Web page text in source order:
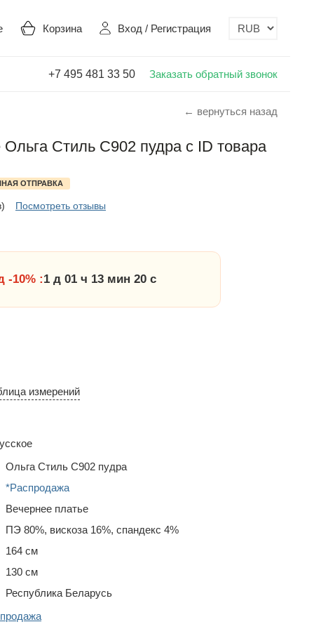
Корзина Вход / Регистрация
+7 495 481 33 50 Заказать обратный звонок
← вернуться назад
Ольга Стиль С902 пудра с ID товара
ОТПРАВКА
Посмотреть отзывы
-10% :1 д 01 ч 13 мин 19 с
измерений
Ольга Стиль С902 пудра
*Распродажа
Вечернее платье
ПЭ 80%, вискоза 16%, спандекс 4%
164 см
130 см
Республика Беларусь